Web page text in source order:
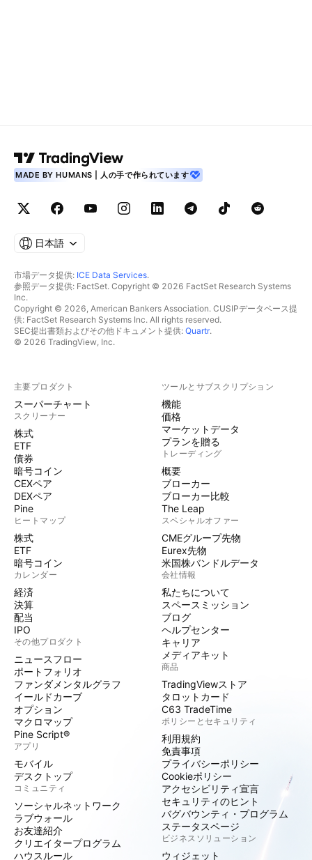
MADE BY HUMANS | 人の手で作られています
日本語
市場データ提供: ICE Data Services.
参照データ提供: FactSet. Copyright © 2026 FactSet Research Systems
Inc.
Copyright © 2026, American Bankers Association. CUSIPデータベース提
供: FactSet Research Systems Inc. All rights reserved.
SEC提出書類およびその他ドキュメント提供: Quartr.
© 2026 TradingView, Inc.
主要プロダクト
スーパーチャート
スクリーナー
株式
ETF
債券
暗号コイン
CEXペア
DEXペア
Pine
ヒートマップ
株式
ETF
暗号コイン
カレンダー
経済
決算
配当
IPO
その他プロダクト
ニュースフロー
ポートフォリオ
ファンダメンタルグラフ
イールドカーブ
オプション
マクロマップ
Pine Script®
アプリ
モバイル
デスクトップ
コミュニティ
ソーシャルネットワーク
ラブウォール
お友達紹介
クリエイタープログラム
ハウスルール
ツールとサブスクリプション
機能
価格
マーケットデータ
プランを贈る
トレーディング
概要
ブローカー
ブローカー比較
The Leap
スペシャルオファー
CMEグループ先物
Eurex先物
米国株バンドルデータ
会社情報
私たちについて
スペースミッション
ブログ
ヘルプセンター
キャリア
メディアキット
商品
TradingViewストア
タロットカード
C63 TradeTime
ポリシーとセキュリティ
利用規約
免責事項
プライバシーポリシー
Cookieポリシー
アクセシビリティ宣言
セキュリティのヒント
バグバウンティ・プログラム
ステータスページ
ビジネスソリューション
ウィジェット